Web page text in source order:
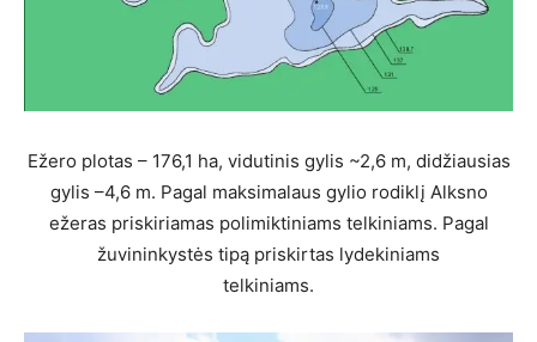
Ežero plotas – 176,1 ha, vidutinis gylis ~2,6 m, didžiausias
gylis –4,6 m. Pagal maksimalaus gylio rodiklį Alksno
ežeras priskiriamas polimiktiniams telkiniams. Pagal
žuvininkystės tipą priskirtas lydekiniams
telkiniams.